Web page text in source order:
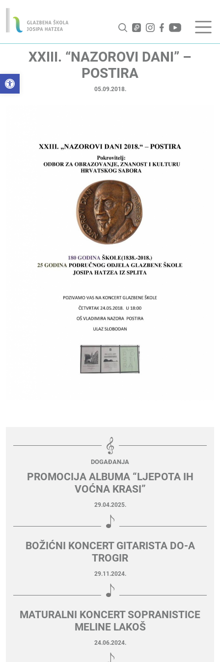
Open toolbar
XXIII. “NAZOROVI DANI” –
POSTIRA
05.09.2018.
DOGAĐANJA
PROMOCIJA ALBUMA “LJEPOTA IH
VOĆNA KRASI”
29.04.2025.
BOŽIĆNI KONCERT GITARISTA DO-A
TROGIR
29.11.2024.
MATURALNI KONCERT SOPRANISTICE
MELINE LAKOŠ
24.06.2024.